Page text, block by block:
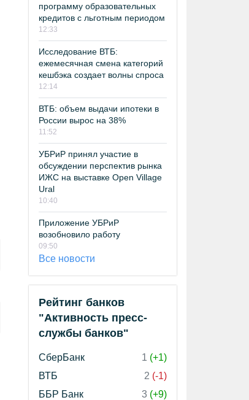
программу образовательных
кредитов с льготным периодом
12:33
Исследование ВТБ:
ежемесячная смена категорий
кешбэка создает волны спроса
12:14
ВТБ: объем выдачи ипотеки в
России вырос на 38%
11:52
УБРиР принял участие в
обсуждении перспектив рынка
ИЖС на выставке Open Village
Ural
10:40
Приложение УБРиР
возобновило работу
09:50
Все новости
Рейтинг банков
"Активность пресс-
службы банков"
СберБанк 1 (+1)
ВТБ
2 (-1)
ББР Банк
3 (+9)